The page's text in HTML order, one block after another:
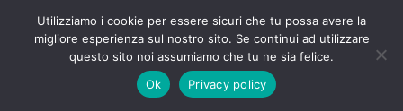
© 2025 Basket Club San Sperate ASD
Sede Sociale: via Garau snc, 09026 San Sperate (SU) | P.IVA
01681940928 | Tel. 3294046247 |Privacy policy
Utilizziamo i cookie per essere sicuri che tu possa avere la
migliore esperienza sul nostro sito. Se continui ad utilizzare
questo sito noi assumiamo che tu ne sia felice.
Ok
Privacy policy